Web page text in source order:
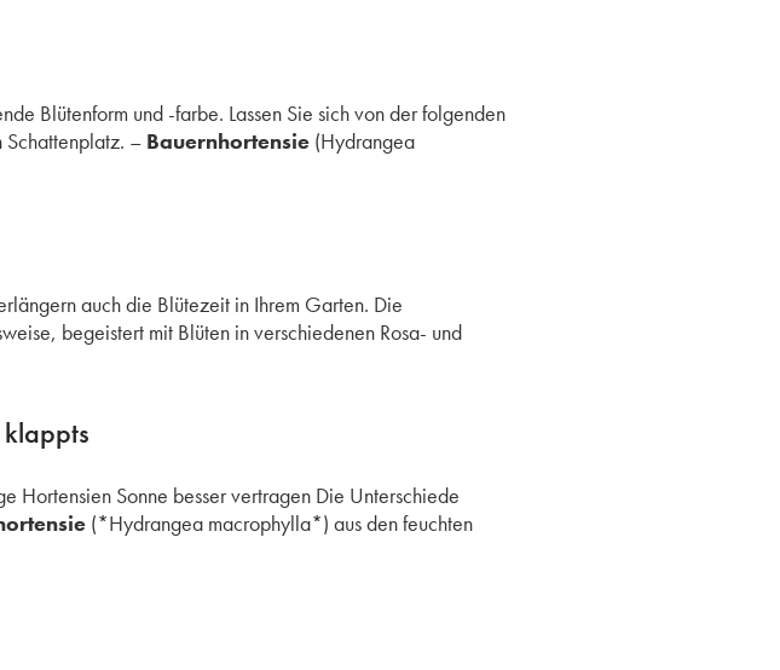
Blütenform und -farbe. Lassen Sie sich von der folgenden
Schattenplatz. – Bauernhortensie (Hydrangea
auch die Blütezeit in Ihrem Garten. Die
begeistert mit Blüten in verschiedenen Rosa- und
Sonne besser vertragen Die Unterschiede
(*Hydrangea macrophylla*) aus den feuchten